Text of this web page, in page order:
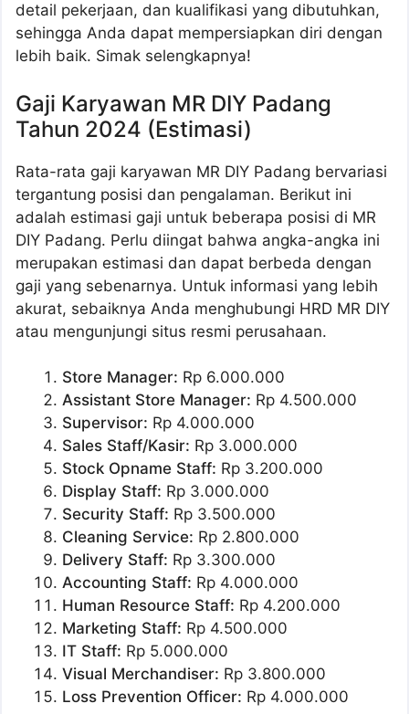
detail pekerjaan, dan kualifikasi yang dibutuhkan,
sehingga Anda dapat mempersiapkan diri dengan
lebih baik. Simak selengkapnya!
Gaji Karyawan MR DIY Padang
Tahun 2024 (Estimasi)
Rata-rata gaji karyawan MR DIY Padang bervariasi
tergantung posisi dan pengalaman. Berikut ini
adalah estimasi gaji untuk beberapa posisi di MR
DIY Padang. Perlu diingat bahwa angka-angka ini
merupakan estimasi dan dapat berbeda dengan
gaji yang sebenarnya. Untuk informasi yang lebih
akurat, sebaiknya Anda menghubungi HRD MR DIY
atau mengunjungi situs resmi perusahaan.
Store Manager: Rp 6.000.000
Assistant Store Manager: Rp 4.500.000
Supervisor: Rp 4.000.000
Sales Staff/Kasir: Rp 3.000.000
Stock Opname Staff: Rp 3.200.000
Display Staff: Rp 3.000.000
Security Staff: Rp 3.500.000
Cleaning Service: Rp 2.800.000
Delivery Staff: Rp 3.300.000
Accounting Staff: Rp 4.000.000
Human Resource Staff: Rp 4.200.000
Marketing Staff: Rp 4.500.000
IT Staff: Rp 5.000.000
Visual Merchandiser: Rp 3.800.000
Loss Prevention Officer: Rp 4.000.000